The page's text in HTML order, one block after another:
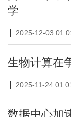
学
2025-12-03
生物计算在
2025-11-24
数据中心加